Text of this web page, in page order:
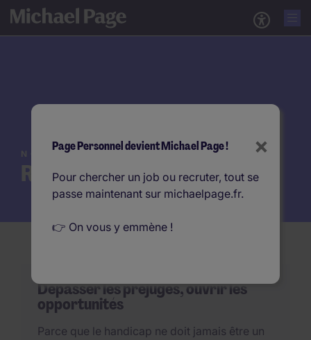
Recrutement Handicap
NOTRE EXPERTISE
Dépasser les préjugés, ouvrir les
opportunités
Parce que le handicap ne doit jamais être un
×
Page Personnel devient Michael Page !
Pour chercher un job ou recruter, tout se
passe maintenant sur michaelpage.fr.
👉 On vous y emmène !